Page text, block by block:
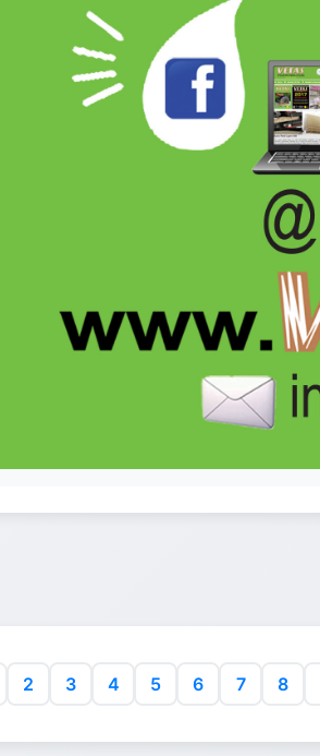
2 3 4 5 6 7 8